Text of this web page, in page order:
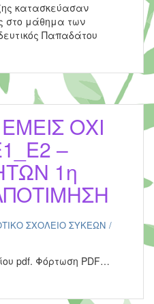
κατασκεύασαν
στο μάθημα των
Παπαδάτου
ΟΧΙ
–
1η
ΣΧΟΛΕΙΟ ΣΥΚΕΩΝ
pdf. Φόρτωση PDF…